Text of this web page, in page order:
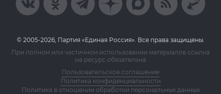
© 2005-2026, Партия «Единая Россия». Все права защищены.
При полном или частичном использовании материалов ссылка
на ресурс обязательна
Пользовательское соглашение
Политика конфиденциальности
Политика в отношении обработки персональных данных